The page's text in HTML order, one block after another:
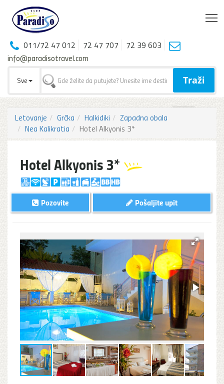
011/72 47 012 72 47 707
72 39 603
info@paradisotravel.com
Sve Traži
Letovanje Grčka Halkidiki
Zapadna obala
Nea Kalikratia
Hotel Alkyonis 3*
Hotel Alkyonis 3*
Pošaljite upit
Pozovite